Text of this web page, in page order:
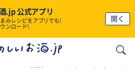
.jp 公式アプリ
みレシピをアプリでも!
ンロード!
開く